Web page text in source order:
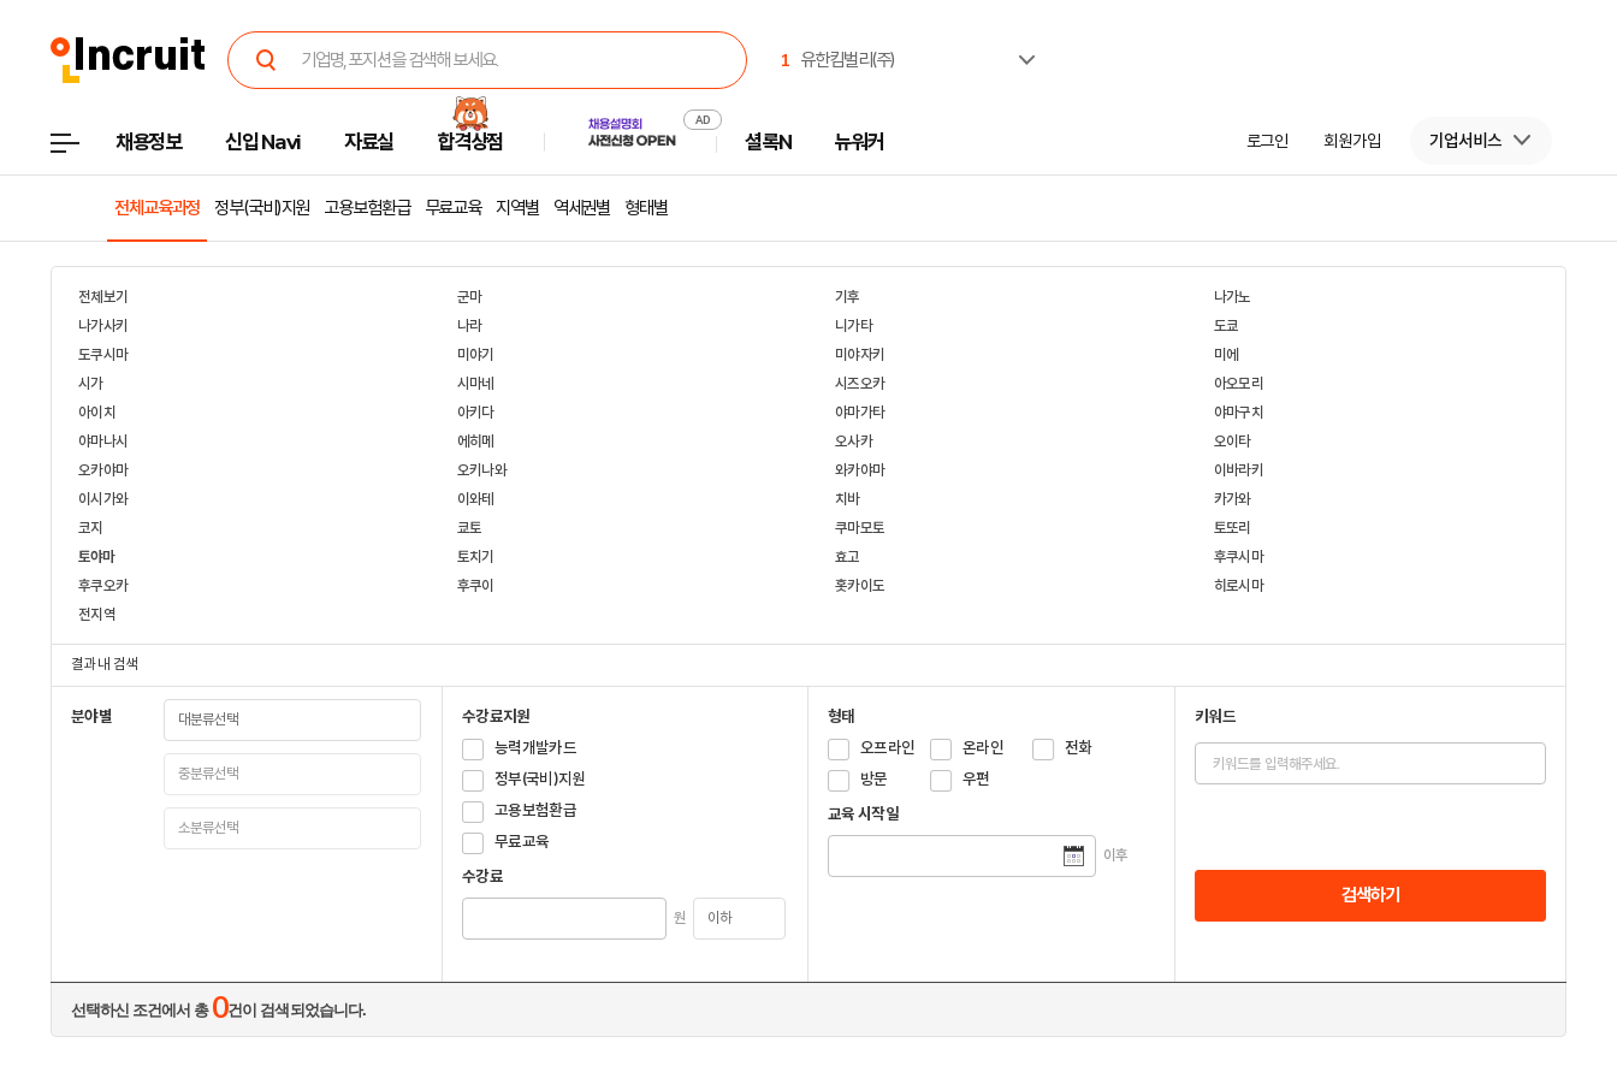
1 유한킴벌리(주)
4
한국고용노동교육원
5 주식회사 캠코에프엠씨
8 한국공항공사
중앙대학교
극지연구소
채용정보 신입 Navi 자료실 합격상점 셜록N 뉴워커 로그인 회원가입 기업서비스
전체교육과정 정부(국비)지원 고용보험환급 무료교육 지역별 역세권별 형태별
전체보기 군마 기후
나가노
나가사키
나라 니가타
도쿄
도쿠시마
미야기 미야자키
미에
시가
시마네 시즈오카
아오모리
아이치
아키다 야마가타
야마구치
야마나시
에히메 오사카
오이타
오카야마
오키나와 와카야마
이바라키
이시가와
이와테 치바
카가와
코지
쿄토 쿠마모토
토또리
토야마
토치기 효고
후쿠시마
후쿠오카
후쿠이 홋카이도
히로시마
전지역
결과 내 검색
분야별
수강료지원
능력개발카드
정부(국비)지원
고용보험환급
무료교육
수강료
원
형태
오프라인
온라인
전화
방문
우편
교육 시작일
이후
키워드
검색하기
선택하신 조건에서 총 0건이 검색되었습니다.